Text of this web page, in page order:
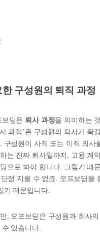
구성원의 퇴직 과정
딩은 퇴사 과정을 의미하는
과정’은 구성원의 퇴사가 확
구성원이 사직 또는 이직 의사
는 진짜 퇴사일까지, 고용 계
으로 봐야 합니다. 그렇기 때
정 지을 수 없죠. 오프보딩을
기 때문입니다.
, 오프보딩은 구성원과 회사의
있습니다.